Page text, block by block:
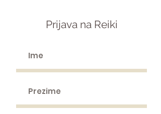
Prijava na Reiki